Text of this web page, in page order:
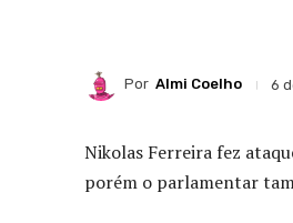
Por Almi Coelho 6
Nikolas Ferreira fez
porém o parlamentar